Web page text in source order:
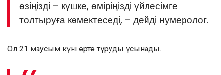
өзіңізді – күшке, өміріңізді үйлесімге
толтыруға көмектеседі, – дейді нумеролог.
Ол 21 маусым күні ерте тұруды ұсынады.